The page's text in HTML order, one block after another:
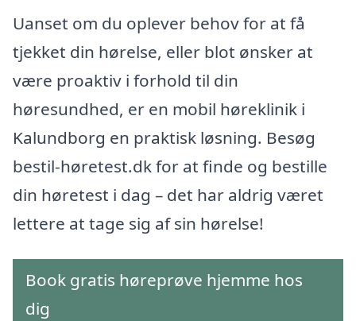
Uanset om du oplever behov for at få
tjekket din hørelse, eller blot ønsker at
være proaktiv i forhold til din
høresundhed, er en mobil høreklinik i
Kalundborg en praktisk løsning. Besøg
bestil-høretest.dk for at finde og bestille
din høretest i dag – det har aldrig været
lettere at tage sig af sin hørelse!
Book gratis høreprøve hjemme hos
dig